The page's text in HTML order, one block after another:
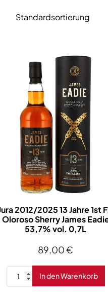
2012/2025 13 Jahre 1st
Oloroso Sherry James
53,7% vol. 0,7L
89,00€
2012/2025
In den Warenkorb